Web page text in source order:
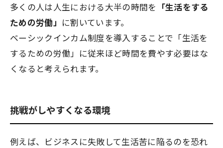
多くの人は人生における大半の時間を 「生活をする
ための労働」 に割いています。
ベーシックインカム制度を導入することで「生活を
するための労働」に従来ほど時間を費やす必要はな
くなると考えられます。
挑戦がしやすくなる環境
例えば、ビジネスに失敗して生活苦に陥るのを恐れ